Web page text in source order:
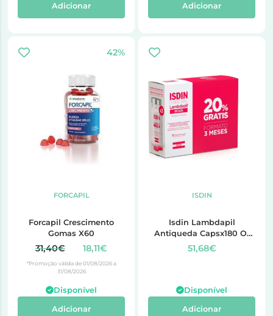
Adicionar Adicionar
42%
FORCAPIL
Forcapil Crescimento
Gomas X60
31,40€ 18,11€
*Promoção válida de 01/08/2026 a
31/08/2026
Disponível
Adicionar
ISDIN
Isdin Lambdapil
Antiqueda Capsx180 Of
60
51,68€
Disponível
Adicionar